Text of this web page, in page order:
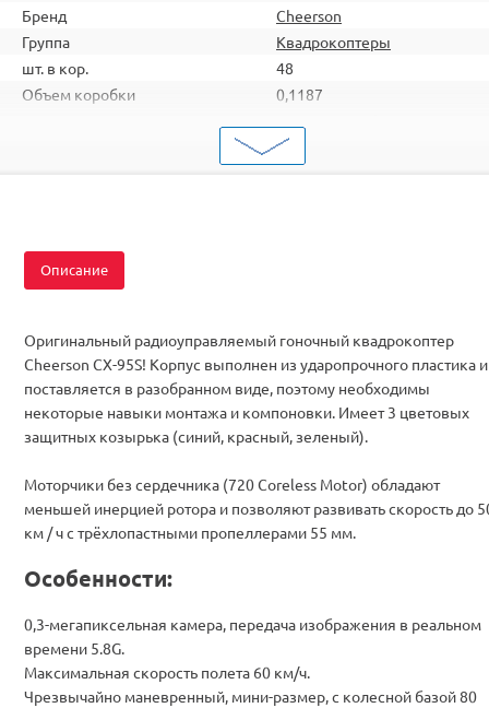
Бренд
Cheerson
Группа
Квадрокоптеры
шт. в кор.
48
Объем коробки
0,1187
Квадрокоптеры
Описание
Оригинальный радиоуправляемый гоночный квадрокоптер
Cheerson CX-95S! Корпус выполнен из ударопрочного пластика и
поставляется в разобранном виде, поэтому необходимы
некоторые навыки монтажа и компоновки. Имеет 3 цветовых
защитных козырька (синий, красный, зеленый).
Моторчики без сердечника (720 Coreless Motor) обладают
меньшей инерцией ротора и позволяют развивать скорость до
км / ч с трёхлопастными пропеллерами 55 мм.
Особенности:
0,3-мегапиксельная камера, передача изображения в реальном
времени 5.8G.
Максимальная скорость полета 60 км/ч.
Чрезвычайно маневренный, мини-размер, с колесной базой 80